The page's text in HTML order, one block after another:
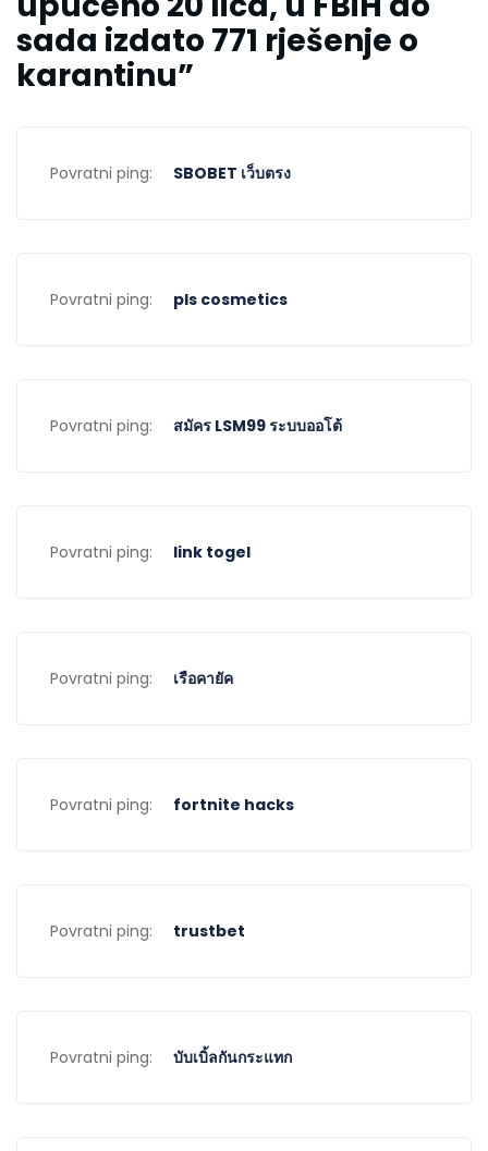
sada izdato 771 rješenje o
karantinu”
Povratni ping: SBOBET เว็บตรง
Povratni ping: pls cosmetics
Povratni ping: สมัคร LSM99 ระบบออโต้
Povratni ping: link togel
Povratni ping: เรือคายัค
Povratni ping: fortnite hacks
Povratni ping: trustbet
Povratni ping: บับเบิ้ลกันกระแทก